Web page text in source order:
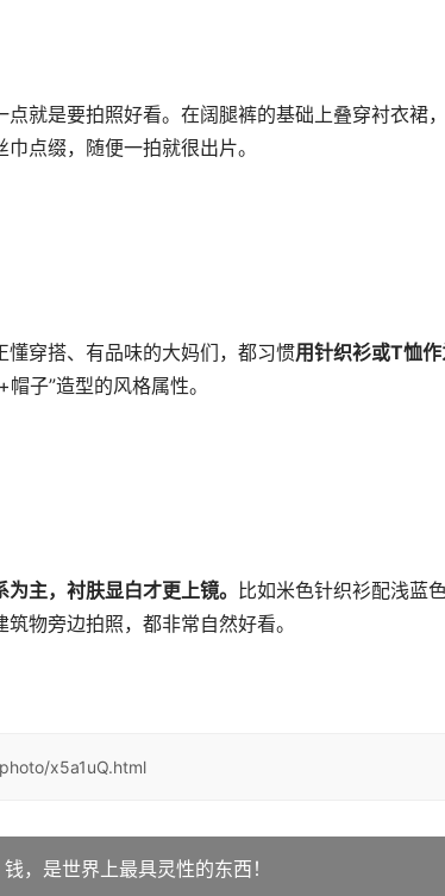
就是要拍照好看。在阔腿裤的基础上叠穿衬衣裙
巾点缀，随便一拍就很出片。
穿搭、有品味的大妈们，都习惯用针织衫或T恤
子”造型的风格属性。
主，衬肤显白才更上镜。
比如米色针织衫配浅蓝
物旁边拍照，都非常自然好看。
x5a1uQ.html
钱，是世界上最具灵性的东西！